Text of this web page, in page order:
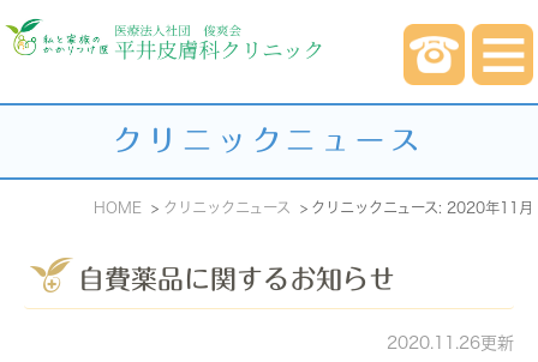
クリニックニュース
HOME クリニックニュース クリニックニュース: 2020年11月
自費薬品に関するお知らせ
2020.11.26更新